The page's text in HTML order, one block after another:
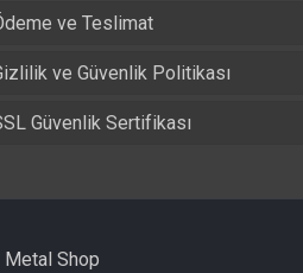
ve Teslimat
ve Güvenlik Politikası
Güvenlik Sertifikası
Shop